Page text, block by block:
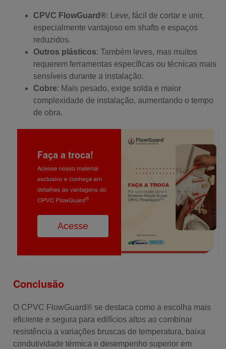
CPVC FlowGuard®: Leve, fácil de cortar e unir,
especialmente vantajoso em shafts e espaços
reduzidos.
Outros plásticos: Também leves, mas muitos
requerem ferramentas específicas ou técnicas mais
sensíveis durante a instalação.
Cobre: Mais pesado, exige solda e maior
complexidade de instalação, aumentando o tempo
de obra.
Conclusão
O CPVC FlowGuard® se destaca como a escolha mais
eficiente e segura para edifícios altos ao combinar
resistência a variações bruscas de temperatura, baixa
condutividade térmica e desempenho superior em